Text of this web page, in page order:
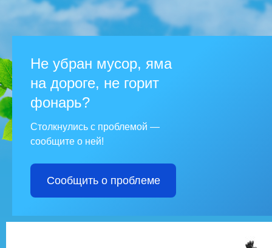
Не убран мусор, яма
на дороге, не горит
фонарь?
Столкнулись с проблемой —
сообщите о ней!
Сообщить о проблеме